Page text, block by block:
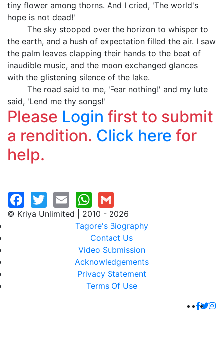
tiny flower among thorns. And I cried, 'The world's
hope is not dead!'
The sky stooped over the horizon to whisper to
the earth, and a hush of expectation filled the air. I saw
the palm leaves clapping their hands to the beat of
inaudible music, and the moon exchanged glances
with the glistening silence of the lake.
The road said to me, 'Fear nothing!' and my lute
said, 'Lend me thy songs!'
Please Login first to submit
a rendition. Click here for
help.
© Kriya Unlimited | 2010 - 2026
Tagore's Biography
Contact Us
Video Submission
Acknowledgements
Privacy Statement
Terms Of Use